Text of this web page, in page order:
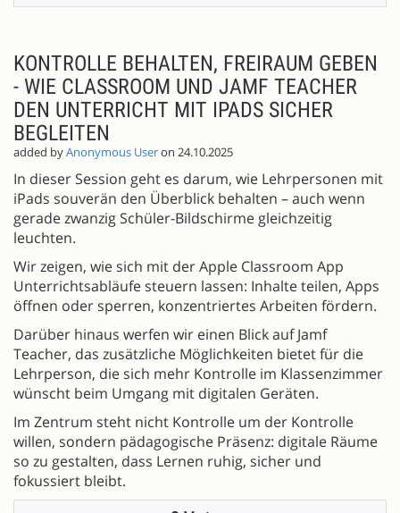
KONTROLLE BEHALTEN, FREIRAUM GEBEN
- WIE CLASSROOM UND JAMF TEACHER
DEN UNTERRICHT MIT IPADS SICHER
BEGLEITEN
added byAnonymous Useron 24.10.2025
In dieser Session geht es darum, wie Lehrpersonen mit
iPads souverän den Überblick behalten – auch wenn
gerade zwanzig Schüler-Bildschirme gleichzeitig
leuchten.
Wir zeigen, wie sich mit der Apple Classroom App
Unterrichtsabläufe steuern lassen: Inhalte teilen, Apps
öffnen oder sperren, konzentriertes Arbeiten fördern.
Darüber hinaus werfen wir einen Blick auf Jamf
Teacher, das zusätzliche Möglichkeiten bietet für die
Lehrperson, die sich mehr Kontrolle im Klassenzimmer
wünscht beim Umgang mit digitalen Geräten.
Im Zentrum steht nicht Kontrolle um der Kontrolle
willen, sondern pädagogische Präsenz: digitale Räume
so zu gestalten, dass Lernen ruhig, sicher und
fokussiert bleibt.